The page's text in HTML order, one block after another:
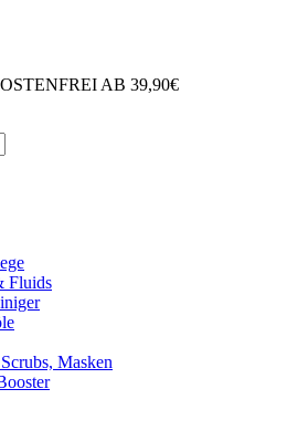
AB 39,90€
Fluids
Masken